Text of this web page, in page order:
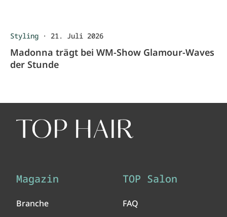
Styling · 21. Juli 2026
Madonna trägt bei WM-Show Glamour-Waves
der Stunde
Magazin
Branche
TOP Salon
FAQ